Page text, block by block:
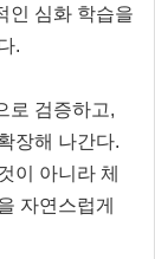
인 심화 학습을
.
로 검증하고,
장해 나간다.
이 아니라 체
자연스럽게